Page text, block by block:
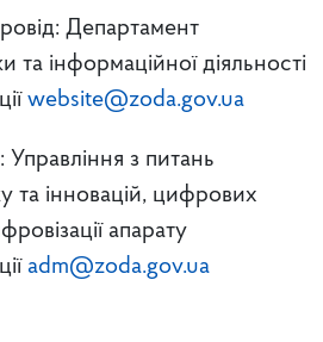
Департамент
та інформаційної діяльності
website@zoda.gov.ua
Управління з питань
та інновацій, цифрових
апарату
adm@zoda.gov.ua